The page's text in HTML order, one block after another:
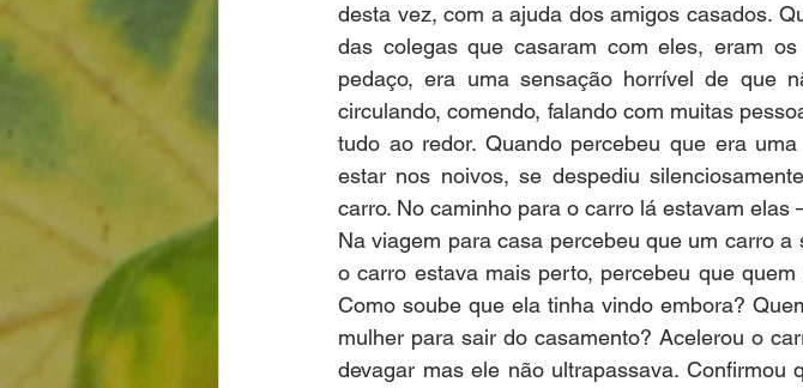
desta vez, com a ajuda dos amigos casados.
das colegas que casaram com eles, eram
pedaço, era uma sensação horrível de que
circulando, comendo, falando com muitas
tudo ao redor. Quando percebeu que era
estar nos noivos, se despediu
carro. No caminho para o carro lá estavam elas
Na viagem para casa percebeu que um carro
o carro estava mais perto, percebeu que
Como soube que ela tinha vindo embora?
mulher para sair do casamento? Acelerou o
devagar mas ele não ultrapassava. Confirmou